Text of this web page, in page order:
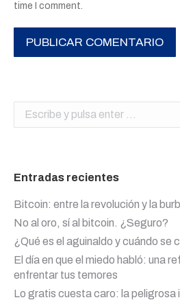
time I comment.
PUBLICAR COMENTARIO
Buscar:
Entradas recientes
Bitcoin: entre la revolución y la
No al oro, sí al bitcoin. ¿Seguro?
¿Qué es el aguinaldo y cuándo se
El día en que el miedo habló: una
enfrentar tus temores
Lo gratis cuesta caro: la peligrosa